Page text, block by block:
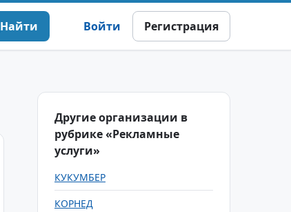
Найти Войти Регистрация
Другие организации в
рубрике «Рекламные
услуги»
КУКУМБЕР
КОРНЕД